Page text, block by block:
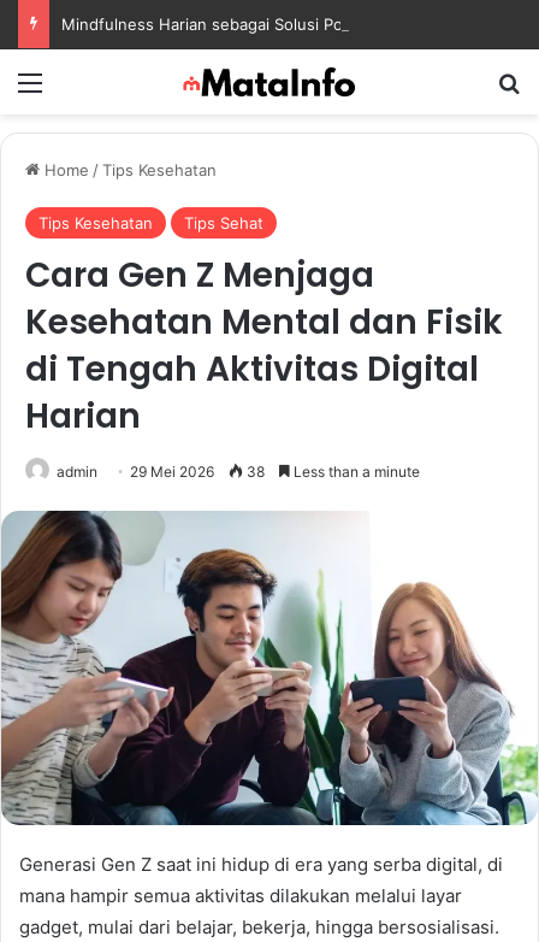
Home /Tips Kesehatan
Tips Kesehatan Tips Sehat
Cara Gen Z Menjaga
Kesehatan Mental dan Fisik
di Tengah Aktivitas Digital
Harian
admin 29 Mei 2026 38 Less than a minute
Generasi Gen Z saat ini hidup di era yang serba digital, di
mana hampir semua aktivitas dilakukan melalui layar
gadget, mulai dari belajar, bekerja, hingga bersosialisasi.